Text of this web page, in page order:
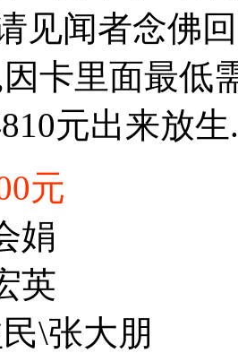
见闻者念佛
因卡里面最低
元出来放生
元
娟
英
\张大朋